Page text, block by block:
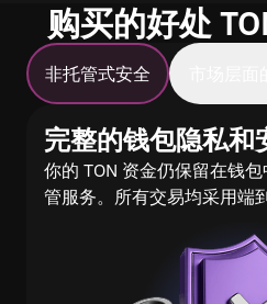
购买的好处
非托管式安全
完整的钱包隐私和
你的 TON 资金仍保留在钱
管服务。所有交易均采用端